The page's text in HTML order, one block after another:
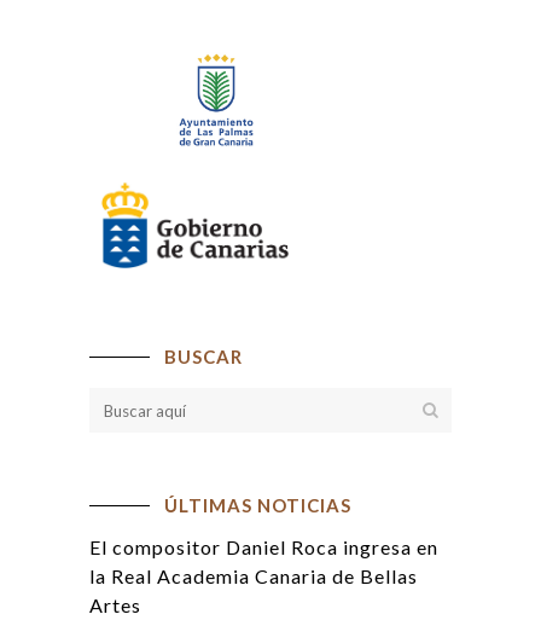
BUSCAR
ÚLTIMAS NOTICIAS
El compositor Daniel Roca ingresa en
la Real Academia Canaria de Bellas
Artes